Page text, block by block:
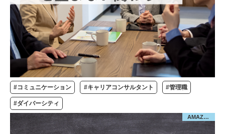
#コミュニケーション #キャリアコンサルタント #管理職
#ダイバーシティ
AMAZE-思春期